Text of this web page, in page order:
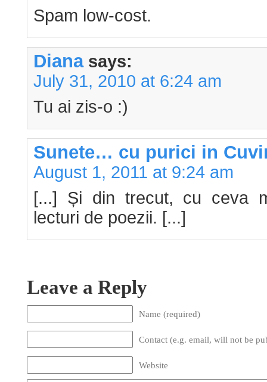
Spam low-cost.
Diana says:
July 31, 2010 at 6:24 am
Tu ai zis-o :)
Sunete… cu purici in
August 1, 2011 at 9:24 am
[...] Și din trecut, cu ceva
lecturi de poezii. [...]
Leave a Reply
Name (required)
Contact (e.g. email, will not be
Website